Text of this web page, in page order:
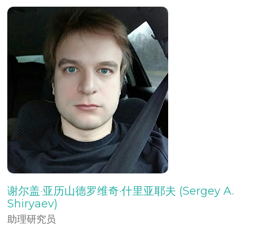
谢尔盖·亚历山德罗维奇·什里亚耶夫 (Sergey A.
Shiryaev)
助理研究员